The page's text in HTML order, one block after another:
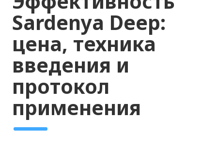
+7
Нажимая кнопку «ПОЛУЧИТЬ ПРАЙС-
ЛИСТ», я подтверждаю, что
ознакомился(ась) с Согласием на
обработку персональных данных
принимаю его условия *
Получить прайс-лист